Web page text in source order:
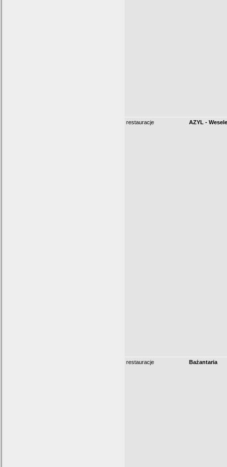
restauracje AZYL -
restauracje Bażantaria